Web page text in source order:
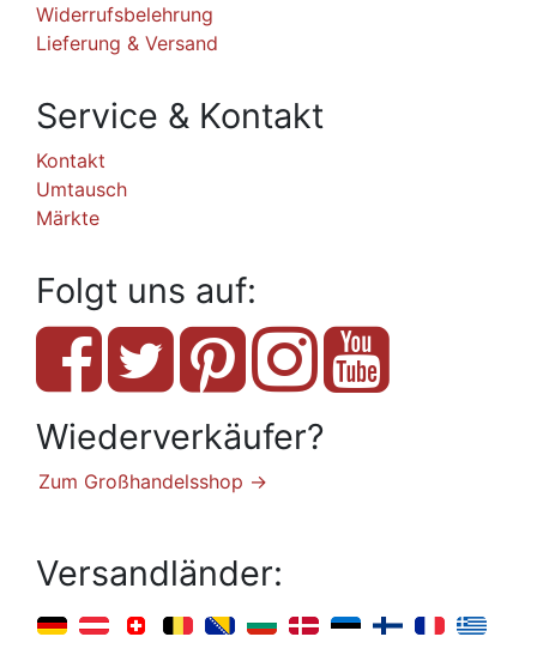
Widerrufsbelehrung
Lieferung & Versand
Service & Kontakt
Kontakt
Umtausch
Märkte
Folgt uns auf:
Wiederverkäufer?
Zum Großhandelsshop →
Versandländer: